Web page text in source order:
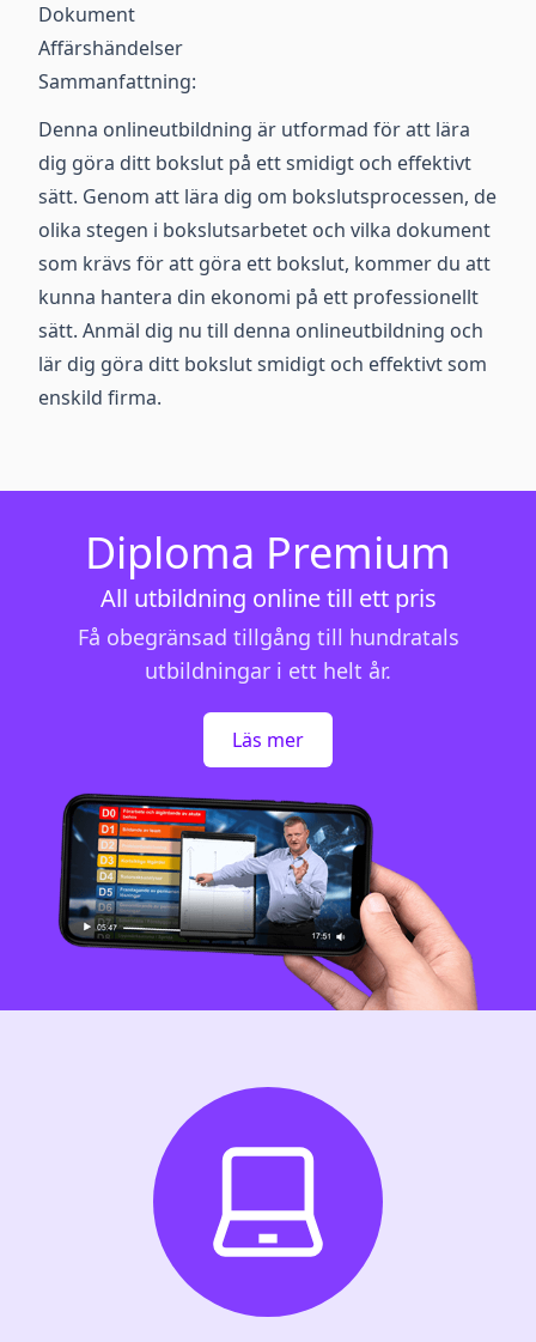
Dokument
Affärshändelser
Sammanfattning:
Denna onlineutbildning är utformad för att lära
dig göra ditt bokslut på ett smidigt och effektivt
sätt. Genom att lära dig om bokslutsprocessen, de
olika stegen i bokslutsarbetet och vilka dokument
som krävs för att göra ett bokslut, kommer du att
kunna hantera din ekonomi på ett professionellt
sätt. Anmäl dig nu till denna onlineutbildning och
lär dig göra ditt bokslut smidigt och effektivt som
enskild firma.
Diploma Premium
All utbildning online till ett pris
Få obegränsad tillgång till hundratals
utbildningar i ett helt år.
Läs mer